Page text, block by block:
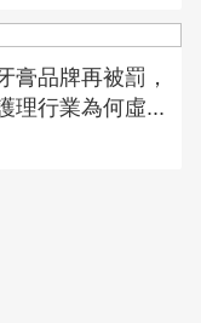
膏品牌再被罰，
理行業為何虛...